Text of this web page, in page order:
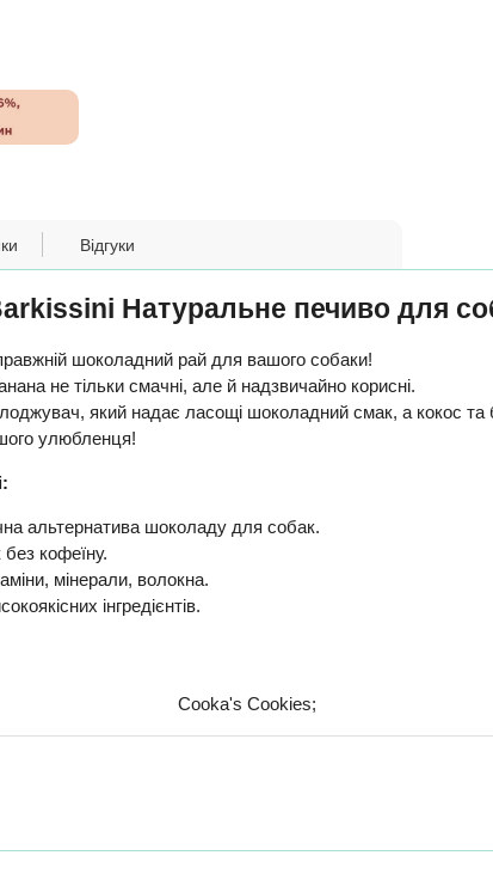
Відгуки
Натуральне печиво для
шоколадний рай для вашого собаки!
не тільки смачні, але й надзвичайно корисні.
який надає ласощі шоколадний смак, а кокос та
улюбленця!
альтернатива шоколаду для собак.
кофеїну.
мінерали, волокна.
інгредієнтів.
Cooka's Cookies;